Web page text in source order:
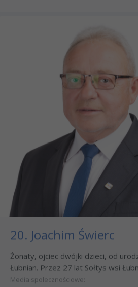
20. Joachim Świerc
Żonaty, ojciec dwójki dzieci, od
Łubnian. Przez 27 lat Sołtys wsi
Media społecznościowe: